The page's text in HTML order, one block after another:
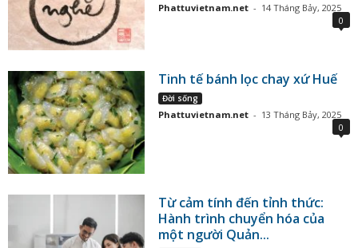
Phattuvietnam.net - 14 Tháng Bảy, 2025
0
Tinh tế bánh lọc chay xứ Huế
Đời sống
Phattuvietnam.net - 13 Tháng Bảy, 2025
0
Từ cảm tính đến tỉnh thức:
Hành trình chuyển hóa của
một người Quản...